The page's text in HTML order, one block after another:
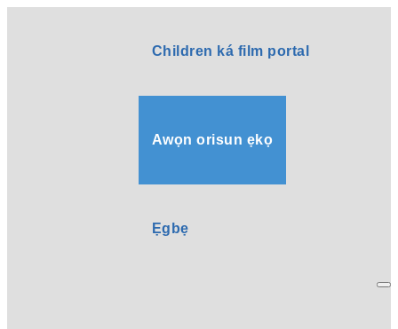
Children ká film portal
Awọn orisun ẹkọ
Ẹgbẹ